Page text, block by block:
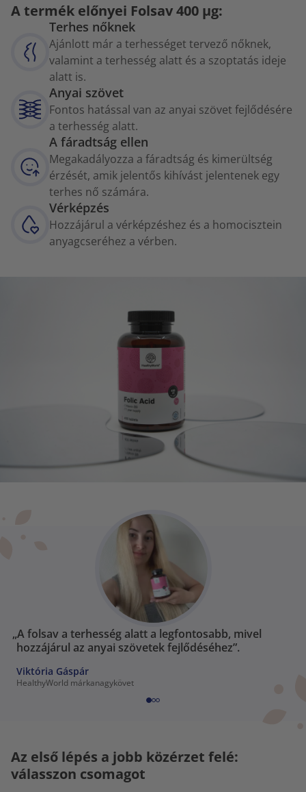
A termék előnyei Folsav 400 µg:
Terhes nőknek
Ajánlott már a terhességet tervező nőknek,
valamint a terhesség alatt és a szoptatás ideje
alatt is.
Anyai szövet
Fontos hatással van az anyai szövet fejlődésére
a terhesség alatt.
A fáradtság ellen
Megakadályozza a fáradtság és kimerültség
érzését, amik jelentős kihívást jelentenek egy
terhes nő számára.
Vérképzés
Hozzájárul a vérképzéshez és a homocisztein
anyagcseréhez a vérben.
„A folsav a terhesség alatt a legfontosabb, mivel
hozzájárul az anyai szövetek fejlődéséhez”.
Viktória Gáspár
HealthyWorld márkanagykövet
Az első lépés a jobb közérzet felé:
válasszon csomagot